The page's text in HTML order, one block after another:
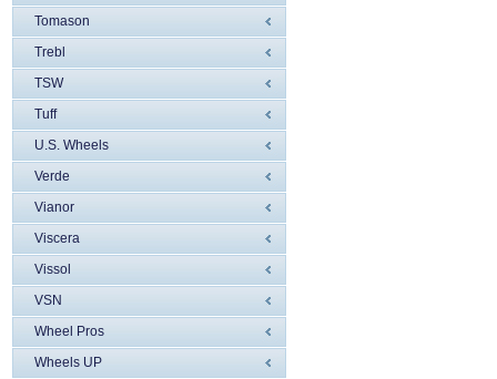
Tomason
Trebl
TSW
Tuff
U.S. Wheels
Verde
Vianor
Viscera
Vissol
VSN
Wheel Pros
Wheels UP